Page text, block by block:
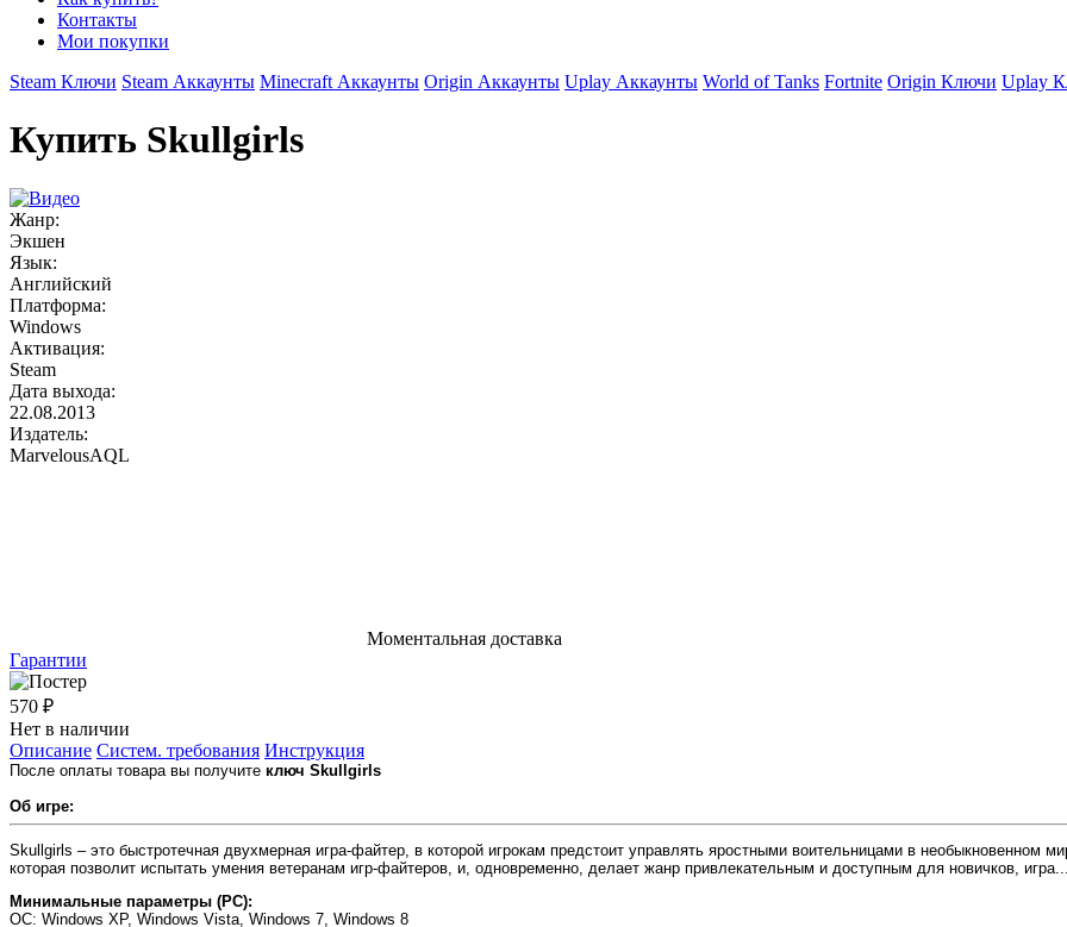
Контакты
Мои покупки
Steam Ключи Steam Аккаунты Minecraft Аккаунты Origin Аккаунты Uplay Аккаунты World of Tanks Fortnite Origin Ключи Uplay
Купить Skullgirls
Жанр:
Экшен
Язык:
Английский
Платформа:
Windows
Активация:
Steam
Дата выхода:
22.08.2013
Издатель:
MarvelousAQL
Моментальная доставка
Гарантии
570 ₽
Нет в наличии
Описание Систем. требования Инструкция
После оплаты товара вы получите ключ Skullgirls
Об игре:
Skullgirls – это быстротечная двухмерная игра-файтер, в которой игрокам предстоит управлять яростными воительницами в необыкновенном
которая позволит испытать умения ветеранам игр-файтеров, и, одновременно, делает жанр привлекательным и доступным для новичков, игра...
Минимальные параметры (PC):
OC: Windows XP, Windows Vista, Windows 7, Windows 8